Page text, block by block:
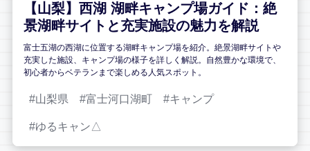
【山梨】西湖 湖畔キャンプ場ガイド：絶
景湖畔サイトと充実施設の魅力を解説
富士五湖の西湖に位置する湖畔キャンプ場を紹介。絶景湖畔サイトや
充実した施設、キャンプ場の様子を詳しく解説。自然豊かな環境で、
初心者からベテランまで楽しめる人気スポット。
山梨県 富士河口湖町 キャンプ
ゆるキャン△